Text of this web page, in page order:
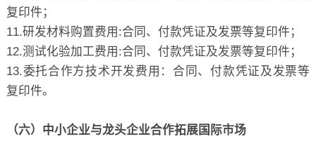
复印件；
11.研发材料购置费用:合同、付款凭证及发票等复印件；
12.测试化验加工费用:合同、付款凭证及发票等复印件；
13.委托合作方技术开发费用：合同、付款凭证及发票等
复印件。
（六）中小企业与龙头企业合作拓展国际市场